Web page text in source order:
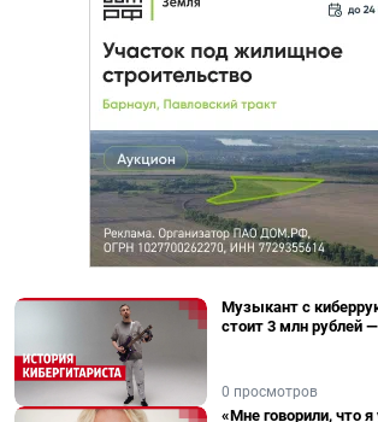
Музыкант с
стоит 3 млн рублей
0 просмотров
«Мне говорили, что я